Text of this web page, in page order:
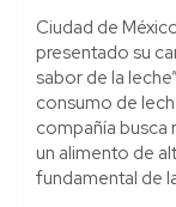
Ciudad de
presentado su
sabor de la
consumo de
compañía busca
un alimento de
fundamental de